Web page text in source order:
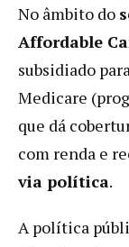
No âmbito do
Affordable
subsidiado
Medicare
que dá
com renda e
via política.
A política